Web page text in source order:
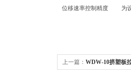
位移速率控制精度 为设
上一篇： WDW-10挤塑板